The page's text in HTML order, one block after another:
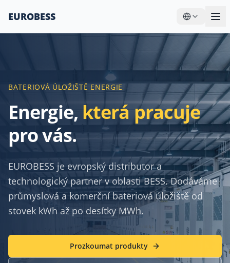
EUROBESS
BATERIOVÁ ÚLOŽIŠTĚ ENERGIE
Energie, která pracuje
pro vás.—EUROBESS –
EUROBESS je evropský distributor a
technologický partner v oblasti BESS. Dodáváme
průmyslová a komerční bateriová úložiště od
stovek kWh až po desítky MWh.
Prozkoumat produkty